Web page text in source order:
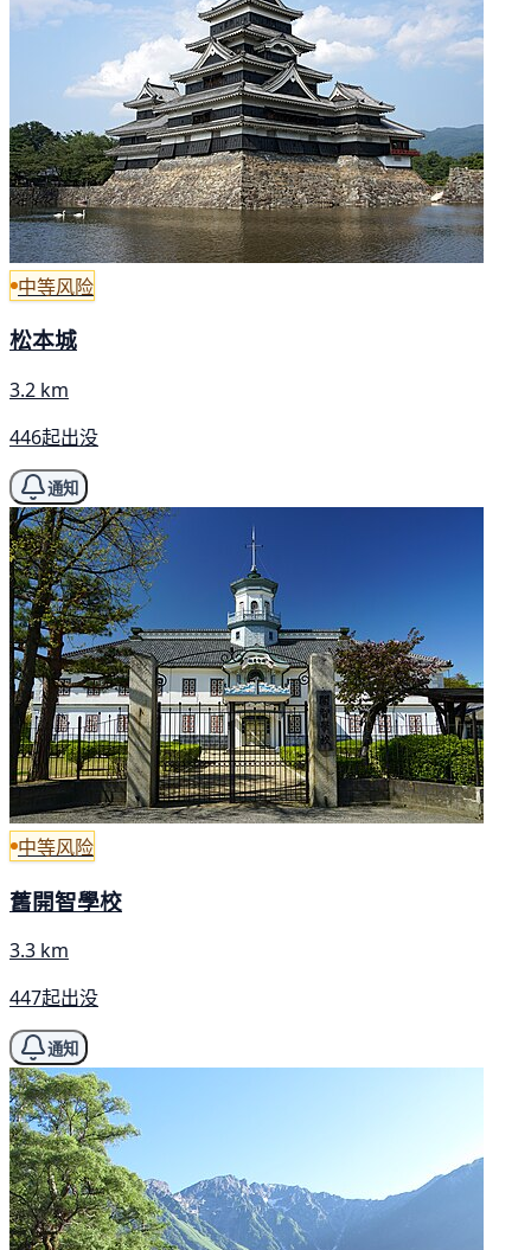
中等风险
松本城
3.2 km
446起出没
通知
中等风险
舊開智學校
3.3 km
447起出没
通知